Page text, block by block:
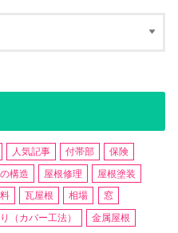
人気記事 付帯部
保険
構造 屋根修理
屋根塗装
瓦屋根 相場
窓
（カバー工法）
金属屋根